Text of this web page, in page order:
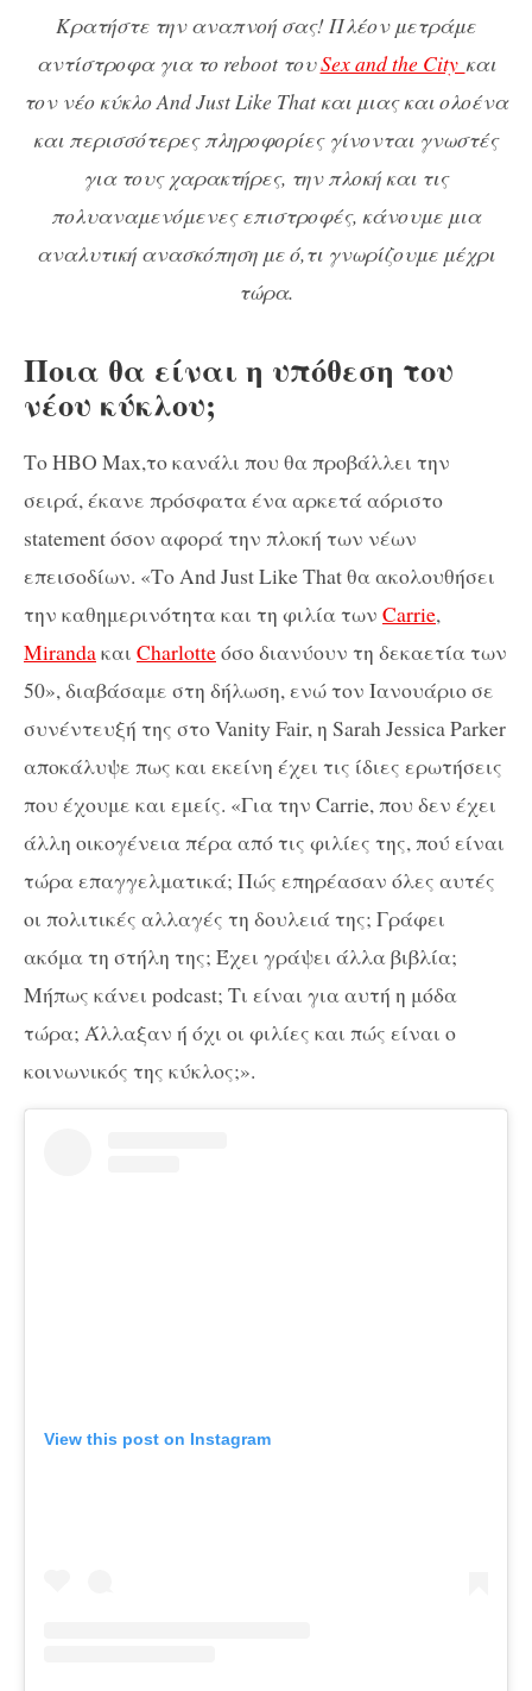
Κρατήστε την αναπνοή σας! Πλέον μετράμε
αντίστροφα για το reboot τουSex and the City και
τον νέο κύκλο And Just Like That και μιας και ολοένα
και περισσότερες πληροφορίες γίνονται γνωστές
για τους χαρακτήρες, την πλοκή και τις
πολυαναμενόμενες επιστροφές, κάνουμε μια
αναλυτική ανασκόπηση με ό,τι γνωρίζουμε μέχρι
τώρα.
Ποια θα είναι η υπόθεση του
νέου κύκλου;
Το HBO Max,το κανάλι που θα προβάλλει την
σειρά, έκανε πρόσφατα ένα αρκετά αόριστο
statement όσον αφορά την πλοκή των νέων
επεισοδίων. «Το And Just Like That θα ακολουθήσει
την καθημερινότητα και τη φιλία των Carrie,
Mirandaκαι Charlotteόσο διανύουν τη δεκαετία των
50», διαβάσαμε στη δήλωση, ενώ τον Ιανουάριο σε
συνέντευξή της στο Vanity Fair, η Sarah Jessica Parker
αποκάλυψε πως και εκείνη έχει τις ίδιες ερωτήσεις
που έχουμε και εμείς. «Για την Carrie, που δεν έχει
άλλη οικογένεια πέρα από τις φιλίες της, πού είναι
τώρα επαγγελματικά; Πώς επηρέασαν όλες αυτές
οι πολιτικές αλλαγές τη δουλειά της; Γράφει
ακόμα τη στήλη της; Έχει γράψει άλλα βιβλία;
Μήπως κάνει podcast; Τι είναι για αυτή η μόδα
τώρα; Άλλαξαν ή όχι οι φιλίες και πώς είναι ο
κοινωνικός της κύκλος;».
View this post on Instagram